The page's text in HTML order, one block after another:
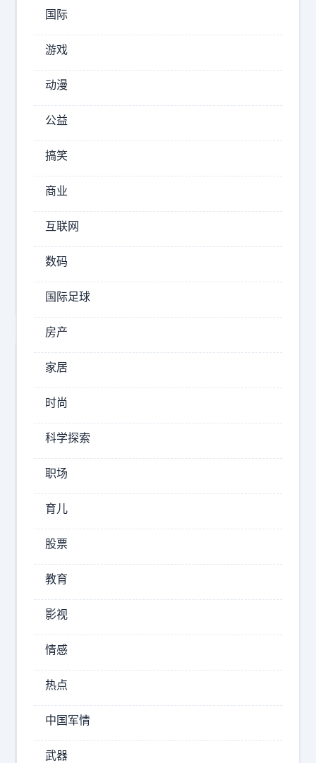
08-
12:30
凡
清
你
绝
对
想
不
到
咱
国
人
的
大
和
局
，
全
卡
的
你
送
礼
物
我
就
得
当
你
女
友
那
国际
游戏
动漫
公益
搞笑
商业
互联网
数码
国际足球
房产
家居
时尚
科学探索
职场
育儿
股票
教育
影视
情感
热点
中国军情
武器